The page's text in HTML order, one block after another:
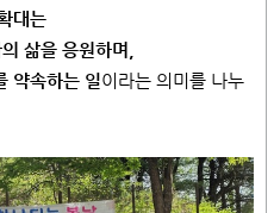
대는
삶을 응원하며,
약속하는 일이라는 의미를 나누